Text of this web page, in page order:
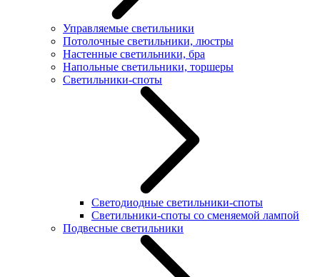
Управляемые светильники
Потолочные светильники, люстры
Настенные светильники, бра
Напольные светильники, торшеры
Светильники-споты
Светодиодные светильники-споты
Светильники-споты со сменяемой лампой
Подвесные светильники